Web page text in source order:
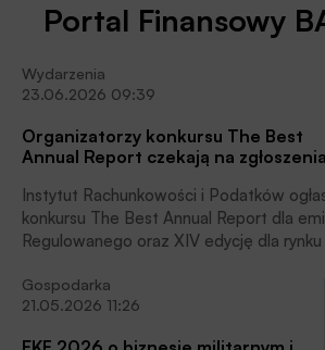
Portal Finansowy
Wydarzenia
23.06.2026 09:39
Organizatorzy konkursu The Best
Annual Report czekają na
Instytut Rachunkowości i Podatków ogłasza XXI
konkursu The Best Annual Report dla
Regulowanego oraz XIV edycję dla rynku alternatywnego
Papierów Wartościowych w Warszawie
Finansowy BANK i Portal Finansowy
Gospodarka
21.05.2026 11:26